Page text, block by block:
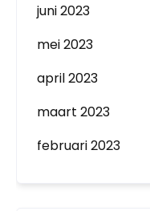
juni 2023
mei 2023
april 2023
maart 2023
februari 2023